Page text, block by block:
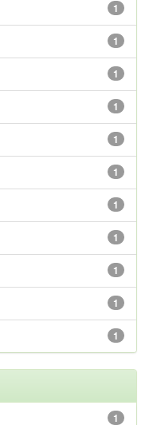
1
1
1
1
1
1
1
1
1
1
1
1